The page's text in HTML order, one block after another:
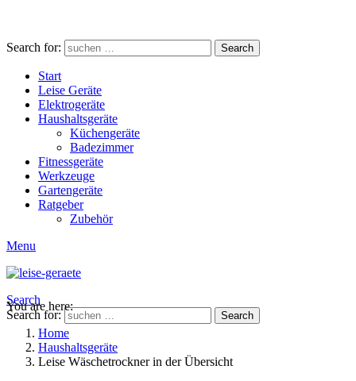
Search for: Search
Start
Leise Geräte
Elektrogeräte
Haushaltsgeräte
Küchengeräte
Badezimmer
Fitnessgeräte
Werkzeuge
Gartengeräte
Ratgeber
Zubehör
Menu
Search
Search for:
Search
You are here:
Home
Haushaltsgeräte
Leise Wäschetrockner in der Übersicht